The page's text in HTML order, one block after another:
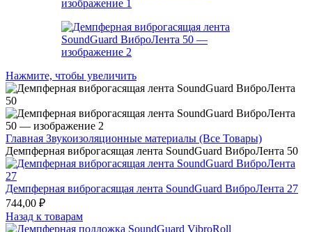
Нажмите, чтобы увеличить
Главная Звукоизоляционные материалы (Все Товары)
Демпферная виброгасящая лента SoundGuard ВиброЛента 50
Демпферная виброгасящая лента SoundGuard ВиброЛента 27
744,00 ₽
Назад к товарам